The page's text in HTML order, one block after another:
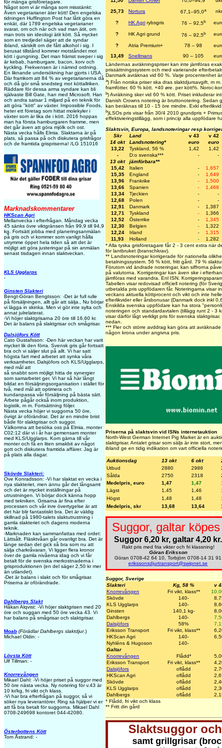
för många grisföretagare.
Något som vi är många som misstänkt:
Även vegetarianer äter kött! Den engelska
tidningen Huffington Post har låtit göra en
enkät, där 1789 engelska vegetarianer
svarat, om och när och vad man ätit, om
man trots sin ideologi ätit kött. Så mycket
som en tredjedel säger att de syndar
ibland, särskilt om de fått alkohol i sig. I
berusat tillstånd kommer motståndet mot
kött i gungning. Det man främst sveper i sig
är kebab, hamburgare, bacon, korv och
kyckling. Frekvensen är i nämnd ordning.
En liknande undersökning har gjorts i USA.
Där framkom att 84 % av vegetarianerna då
och då gör små snedsteg mot köttallriken.
Räddare för dessa arma syndare kan bli
självaste Bill Gate, han med Microsoft. Han
och andra satsar 1 miljard på en teknik för
att göra "kött" av växter. Impossible Foods,
heter ett företag som hittat molekyler i
växter som är lika de i kött. 2016 hoppas
man ha första hamburgaren framme, men
det går även att göra mjölk och ost.
Nästa vecka hålls Elmia. Slaktarna är på
plats, så passa på och diskutera grisfrågor
och de framtida grispriserna! /LG 151016
Marknadskommentarer
HKScan Agri
Mellanvecka i efterfrågan. Måndag vecka
45 sänks övre viktgränsen från 99,9 till 94,9
kg. Fortsätt jobba med planeringsanmälan
på gris och vi kommer som vanligt hålla
utrymme öppet hela tiden så att det är
möjligt att göra justeringar på sin anmälan
senast tisdagen innan slaktveckan.
KLS Ugglarps
-
Ginsten Slakteri
Bengt-Göran Bengtsson: -Det är full rulle
på försäljningen, allt går att sälja., Nu börjar
vi lägga in skinka. Men vi gör inte sylta och
annat julrelaterat.
-Vi höjer slaktgrisarna 20 öre till 16,60 kr.
Det är balans på slaktgrisar och smågrisar.
Dalsjöfors Kött
Cato Gustafsson: -Den här veckan har varit
mycket lik den förra. Svensk gris går fortsatt
bra och vi säljer slut på allt. Vi har satt
högsta fart med arbetet att synka våra
verksamheter, Dalsjöfors och KLS/Ugglarps,
med mål att
så snabbt som möjligt hitta de synergier
som samarbetet ger. Vi har så här långt
bildat en försäljningsorganisation i stället för
två, med mål att optimera och
kundanpassa vår försäljning på bästa sätt.
Arbete pågår också inom produktion,
logistik, m m. Fortsättning följer.
Nästa vecka höjer vi suggorna 50 öre,
övrigt är oförändrat. Det är en mindre brist
både för slaktgrisar och suggor.
Välkomna att besöka oss på Elmia, monter
C02:12 där vi i år har gemensam monter
med KLS/Ugglarps. Kom gärna till vår
monter och få en liten smakbit av något
gott och diskutera framtida affärer. Jag är
på plats alla dagar.
Skövde Slakteri:
Ove Konradsson: -Vi har slaktat en vecka i
nya slakteriet, men ännu går det långsamt
och det är mycket inställningar på
utrustningen. Vi börjar dock känna hopp
med tekniken. Grisarna är fina efter
processen och vår inre övertygelse är att
det här blir fantastiskt bra. Det är väldig
skillnad på 1980-talets slaktutrustning i
gamla slakteriet och dagens moderna
teknik.
-Marknaden kan sammanfattas med ordet:
Lättsålt. Fläsktvåan går ovanligt bra. Det är
länge sedan det gick så bra som nu att
sälja charkråvaran. Vi ligger flera kronor
över de gamla nivåerna idag och vi får
betalt för de svenska merkostnaderna i
grisproduktionen (en del säger 2,50 kr mer
än utlandet).
-Det är balans i slakt och för smågrisar.
Priserna är oförändrade.
Dahlbergs Slakt
Håkan Alqvist: -Vi höjer slaktgrisen med 20
öre och suggan med 50 öre vecka 43. Vi
har balans på smågrisar och slaktgrisar.
Moab (Förädlar Dahlbergs slaktdjur.)
Michael Oldin: -
Lövsta Kött
Ulf Tillman: -
Knorrevången
Mikael Dahl: -Vi höjer priset på suggor med
50 öre nästa vecka. Ny notering för v.43 är
10 kr/kg, fri vikt och klass.
-Vi har bra efterfrågan på suggor, så vi
söker nya leverantörer. Ring så hjälper vi er
att få bra betalt för suggorna. Mikael Dahl
0708-249698 kontoret 044-42080.
Österbottens Kött
Tom Åstrand: -
25,73
Nortura 67,1–95,0a nkr
? HK Agri rybsgris 76 – 92,5b
? HK Agri grund 76 – 92,5b
? Atria Premium+ 78 – 98
13,49
Snellmans 90 – 105
Ländernas avräkningspriser kan inte jämföras
prissättningssystem och med varierande
Danmark avräknas vid 60 %. Varje procentenhet
a) Från norska priser ska dras slaktdjursavgift, m
framfötter. 60 % kött. +40 øre. per kött%. Noroc-
b) Avräkning sker vid 60 % kött. Priset inkluderar
Danish Crowns notering är bruttonotering. Sedan
kan beräknas till 10 - 15 öre mindre. Exkl
b)LSOs pris visar från 30/4 2010 grundpris +
effektivieringstillägg, som i princip alla uppfödare
Slaktsvin, Europa, landsnoteringar resp
Skr
Land v 43
v 42
14 okt
Landsnotering* euro
euro
13,22
Tyskland, 56 % 1,42
1,42
-
D:o svenska*** -
-
13 okt
jämförbara**
15,42
Italien -
1,657
15,35
England -
1,649
13,96
Frankrike -
1,500
13,66
Spanien -
1,468
13,34
Tjeckien -
-
12,68
Polen -
-
12,91
Danmark -
1,387
12,71
Tyskland -
1,366
12,52
Österrike -
1,345
12,30
Belgien -
1,322
12,24
Irland -
1,315
11,93
Holland -
1,282
* Alla tyska grisföretagare får 2 - 3 cent extra när
för lantbruket (branschkrav).
** Landsnoteringar korrigerade för nationella
betalningssystem. 56 % kött, fritt gård. 79 %
Förutom vid ändrade noteringar, kan siffrorna
på valutorna. Korrigeringar kan även ske i
jämföras med varandra. Enl ISN.
Tabellen visar redovisad officiell notering (för
utbetalda pris uppfödaren får. Noteringarna visar
veckans aktuella köttprocent och vikt och inte
efterlikvider eller årsbonusar (Danmark dock inkl
Enskilda svenska uppfödare kan ha stora
noteringen och standardavtalen (tillägg runt 2 - 3
visar därför lågt verkligt pris för svenska
nedan.
*** Fler och större avddrag kan göra att
någon krona under angivna pris.
Priserna på slaktsvin vid ISNs internetauktion
North-West German Internet Pig Market är en
slaktgrisar. Antalet grisar som säljs är inte stort,
ibland ge en tidig indikation om vart officiella
Auktionsdag 13 okt 6 okt
Utbud
2880 2986
Sålda
2750 2318
Medelpris, euro
1,47 1,47
Lägst
1,45 1,46
Högst
1,48 1,48
Medelpris, skr
13,68 13,64
Suggor, galtar
Suggor 6,20 kr, galtar 4,20 kr.
Rakt pris med fria vikter och fri klassning!
Göran Eriksson
Göran 0708-42 64 10, Torbjörn 0708-14 31 91
erikssonsdjurtransport@swipnet.se
Suggor, Sverige
Slakteri
Kg, 58 %
v
Knorrevången
Fri vikt, klass**
Skövde
140-
KLS Ugglarps
140-
Ginsten
140,1 kg-
Dahlbergs
140-
Dalsjöfors
58%
Eriksson Transport
Fri vikt, klass**
HKScan Agri
140-
Nyhléns & Hugoson
140-
Galtar
Knorrevången
Flådd*
Eriksson Transport
Fri vikt, klass**
Dalsjöfors
oflådd
HKScan Agri
oflådd
Skövde
oflådd
KLS Ugglarps
oflådd
Dahlbergs
oflådd
* Flådd, fri vikt och klass
** Fritt din gård
Slaktsuggor
samt grillgrisar